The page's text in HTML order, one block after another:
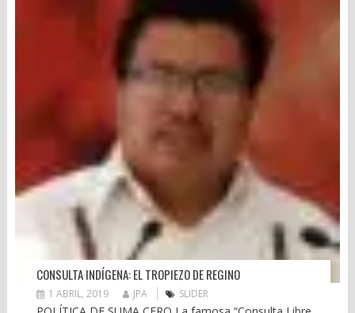
CONSULTA INDÍGENA: EL TROPIEZO DE REGINO
1 ABRIL, 2019 JPA SLIDER